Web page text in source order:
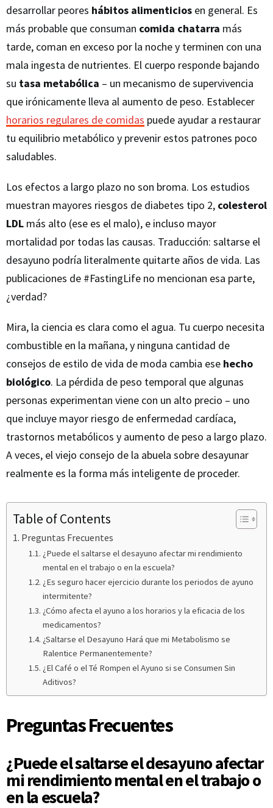
desarrollar peores hábitos alimenticios en general. Es
más probable que consuman comida chatarra más
tarde, coman en exceso por la noche y terminen con una
mala ingesta de nutrientes. El cuerpo responde bajando
su tasa metabólica – un mecanismo de supervivencia
que irónicamente lleva al aumento de peso. Establecer
horarios regulares de comidas puede ayudar a restaurar
tu equilibrio metabólico y prevenir estos patrones poco
saludables.
Los efectos a largo plazo no son broma. Los estudios
muestran mayores riesgos de diabetes tipo 2, colesterol
LDL más alto (ese es el malo), e incluso mayor
mortalidad por todas las causas. Traducción: saltarse el
desayuno podría literalmente quitarte años de vida. Las
publicaciones de #FastingLife no mencionan esa parte,
¿verdad?
Mira, la ciencia es clara como el agua. Tu cuerpo necesita
combustible en la mañana, y ninguna cantidad de
consejos de estilo de vida de moda cambia ese hecho
biológico. La pérdida de peso temporal que algunas
personas experimentan viene con un alto precio – uno
que incluye mayor riesgo de enfermedad cardíaca,
trastornos metabólicos y aumento de peso a largo plazo.
A veces, el viejo consejo de la abuela sobre desayunar
realmente es la forma más inteligente de proceder.
Table of Contents
Preguntas Frecuentes
¿Puede el saltarse el desayuno afectar mi rendimiento
mental en el trabajo o en la escuela?
¿Es seguro hacer ejercicio durante los periodos de ayuno
intermitente?
¿Cómo afecta el ayuno a los horarios y la eficacia de los
medicamentos?
¿Saltarse el Desayuno Hará que mi Metabolismo se
Ralentice Permanentemente?
¿El Café o el Té Rompen el Ayuno si se Consumen Sin
Aditivos?
Preguntas Frecuentes
¿Puede el saltarse el desayuno afectar
mi rendimiento mental en el trabajo o
en la escuela?